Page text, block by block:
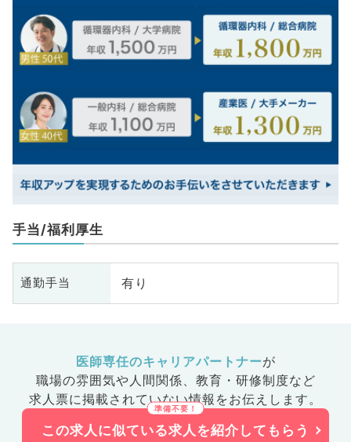
手当/福利厚生
通勤手当 有り
医師専任のキャリアパートナーが
職場の雰囲気や人間関係、 教育・研修制度など
求人票に掲載されていない情報をお伝えします。
この求人に似ている求人を紹介してもらう